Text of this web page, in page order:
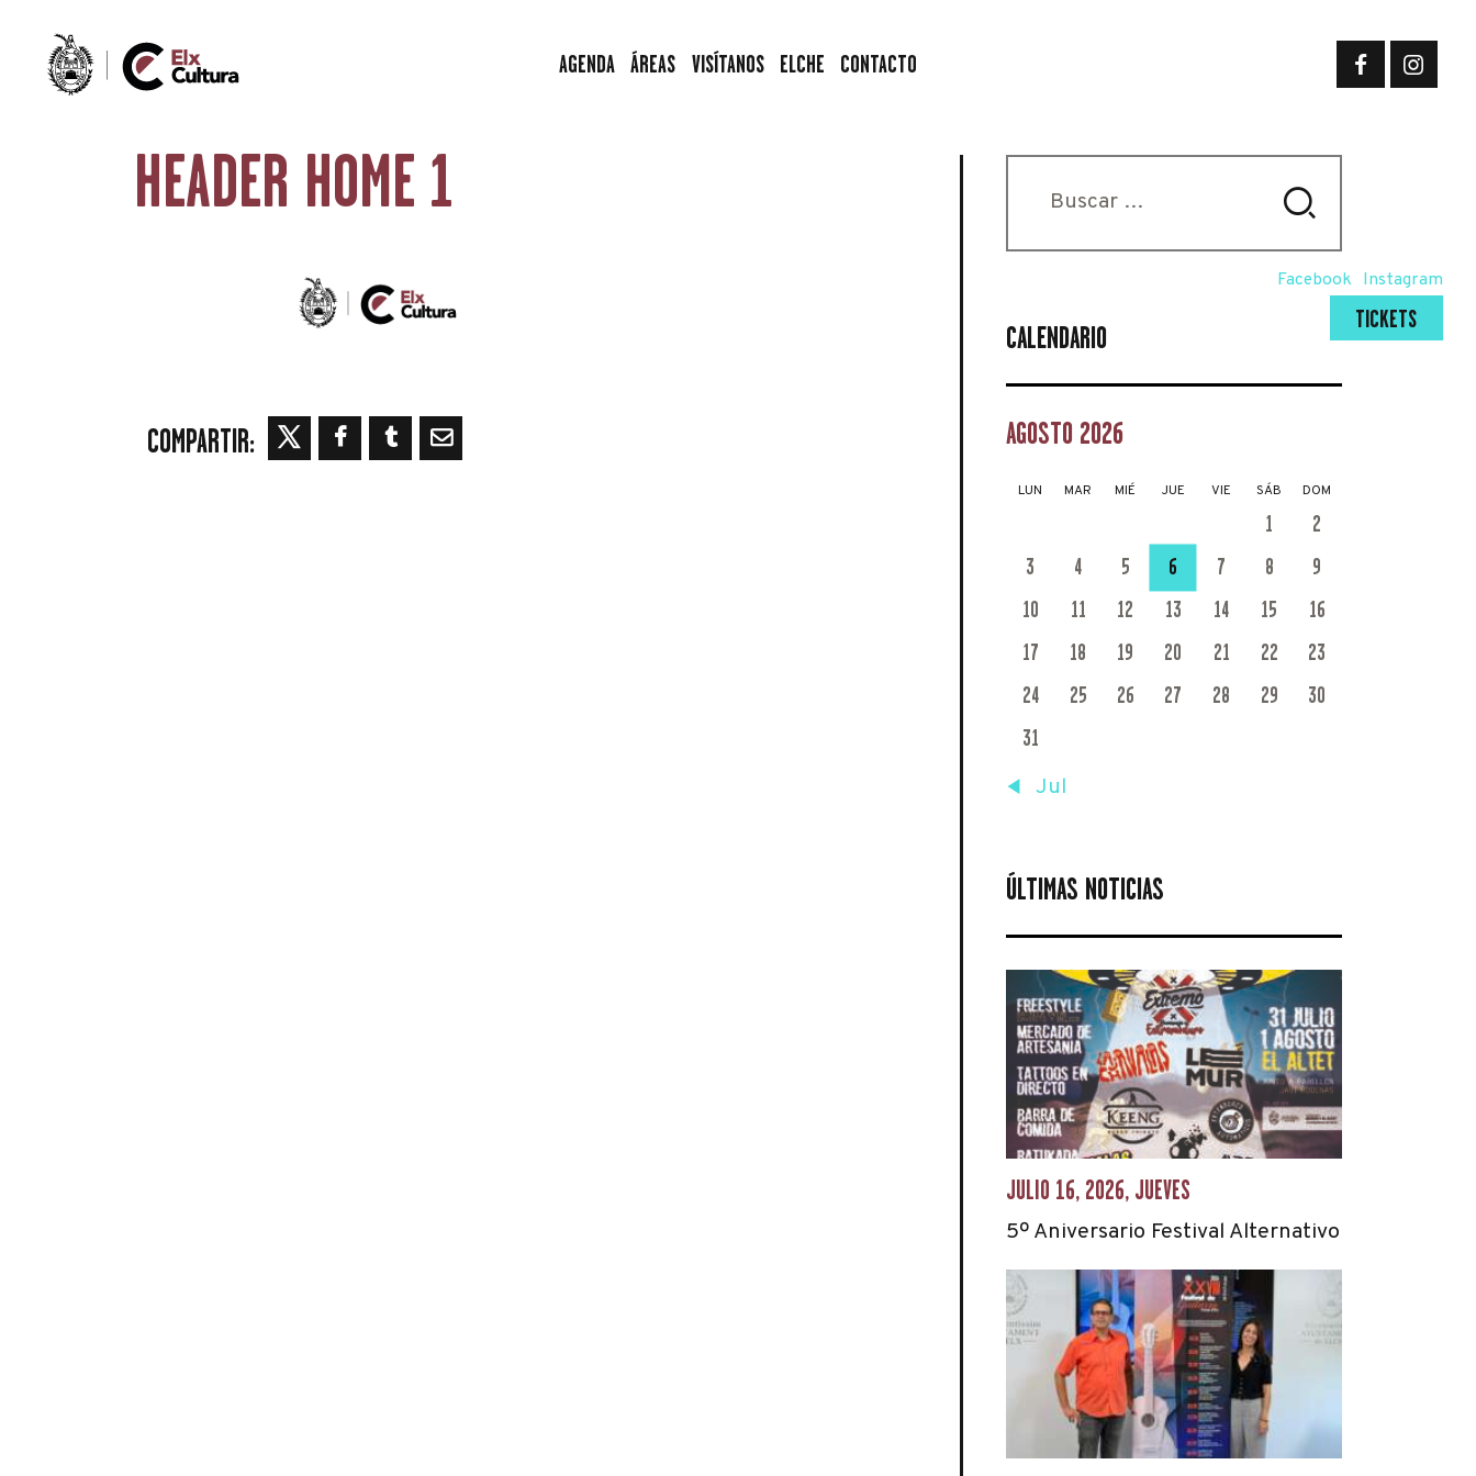
AGENDA ÁREAS VISÍTANOS ELCHE CONTACTO
ÁREAS
HEADER HOME 1
Facebook Instagram
TICKETS
COMPARTIR:
CALENDARIO
AGOSTO 2026
LUN MAR MIÉ JUE VIE SÁB DOM
1
2
3
4 5 6 7 8
9
10
11 12 13 14 15
16
17
18 19 20 21 22
23
24
25 26 27 28 29
30
31
« Jul
ÚLTIMAS NOTICIAS
JULIO 16, 2026, JUEVES
5º Aniversario Festival Alternativo